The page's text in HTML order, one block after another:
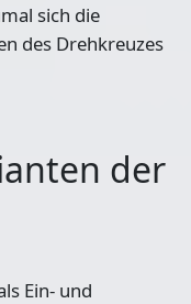
sich die
des Drehkreuzes
der
Ein- und